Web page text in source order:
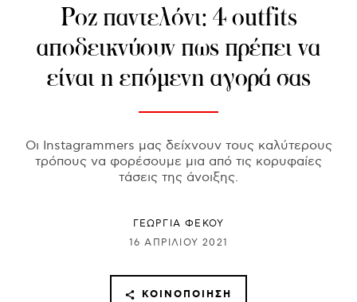
Ροζ παντελόνι: 4 outfits
αποδεικνύουν πως πρέπει να
είναι η επόμενη αγορά σας
Οι Instagrammers μας δείχνουν τους καλύτερους
τρόπους να φορέσουμε μια από τις κορυφαίες
τάσεις της άνοιξης.
ΓΕΩΡΓΙΑ ΦΕΚΟΥ
16 ΑΠΡΙΛΊΟΥ 2021
ΚΟΙΝΟΠΟΊΗΣΗ